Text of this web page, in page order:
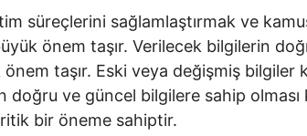
süreçlerini sağlamlaştırmak ve
önem taşır. Verilecek bilgilerin
taşır. Eski veya değişmiş bilgiler
doğru ve güncel bilgilere sahip olması
bir öneme sahiptir.